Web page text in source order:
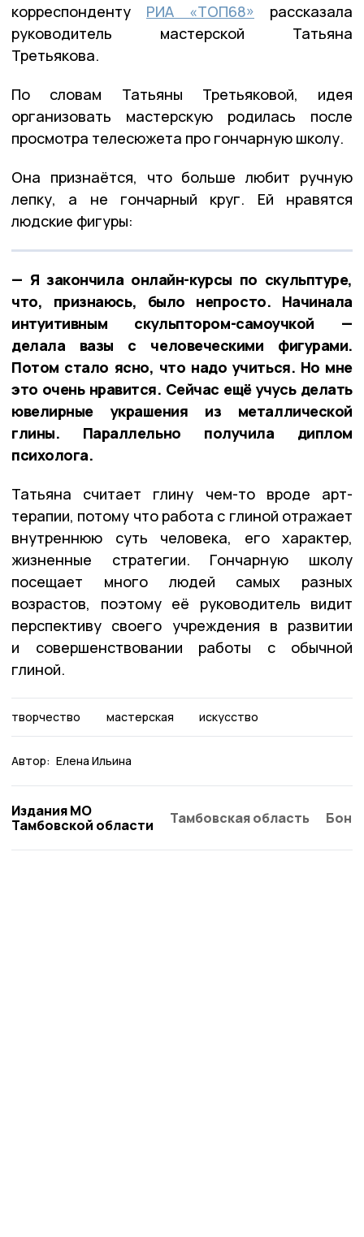
корреспонденту РИА «ТОП68» рассказала
руководитель мастерской Татьяна
Третьякова.
По словам Татьяны Третьяковой, идея
организовать мастерскую родилась после
просмотра телесюжета про гончарную школу.
Она признаётся, что больше любит ручную
лепку, а не гончарный круг. Ей нравятся
людские фигуры:
— Я закончила онлайн-курсы по скульптуре,
что, признаюсь, было непросто. Начинала
интуитивным скульптором-самоучкой —
делала вазы с человеческими фигурами.
Потом стало ясно, что надо учиться. Но мне
это очень нравится. Сейчас ещё учусь делать
ювелирные украшения из металлической
глины. Параллельно получила диплом
психолога.
Татьяна считает глину чем-то вроде арт-
терапии, потому что работа с глиной отражает
внутреннюю суть человека, его характер,
жизненные стратегии. Гончарную школу
посещает много людей самых разных
возрастов, поэтому её руководитель видит
перспективу своего учреждения в развитии
и совершенствовании работы с обычной
глиной.
творчество мастерская искусство
Автор: Елена Ильина
Издания МО
Тамбовской области
Тамбовская область